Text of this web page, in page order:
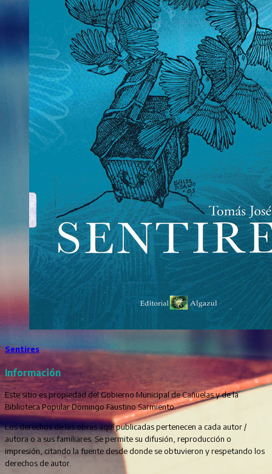
Sentires
Información
Este sitio es propiedad del Gobierno Municipal de Cañuelas y de la
Biblioteca Popular Domingo Faustino Sarmiento.
Los derechos de las obras aquí publicadas pertenecen a cada autor /
autora o a sus familiares. Se permite su difusión, reproducción o
impresión, citando la fuente desde donde se obtuvieron y respetando los
derechos de autor.